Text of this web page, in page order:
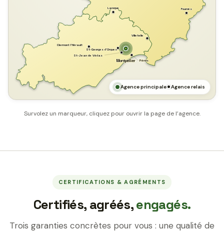
Montpellier Pérols
Laroque Fournès
Villetelle
St-Georges d'Orques
Clermont l'Hérault
St-Jean de Védas
Agence principale Agence relais
Survolez un marqueur, cliquez pour ouvrir la page de l’agence.
CERTIFICATIONS & AGRÉMENTS
Certifiés, agréés,engagés.
Trois garanties concrètes pour vous : une qualité de